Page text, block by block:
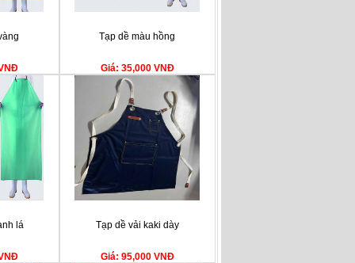
Tạp dề màu hồng
Giá: 35,000 VNĐ
lá Tạp dề vải kaki dày
Giá: 95,000 VNĐ